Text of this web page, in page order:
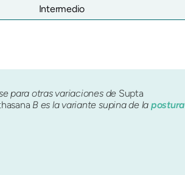
Intermedio
para otras variaciones de Supta
B es la variante supina de la postura